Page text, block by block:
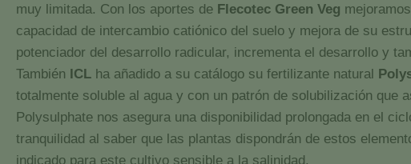
muy limitada. Con los aportes de Flecotec Green Veg
capacidad de intercambio catiónico del suelo y mejora de su
potenciador del desarrollo radicular, incrementa el desarrollo y
También ICL ha añadido a su catálogo su fertilizante natural
totalmente soluble al agua y con un patrón de solubilización que
Polysulphate nos asegura una disponibilidad prolongada en el
tranquilidad al saber que las plantas dispondrán de estos
indicado para este cultivo sensible a la salinidad.